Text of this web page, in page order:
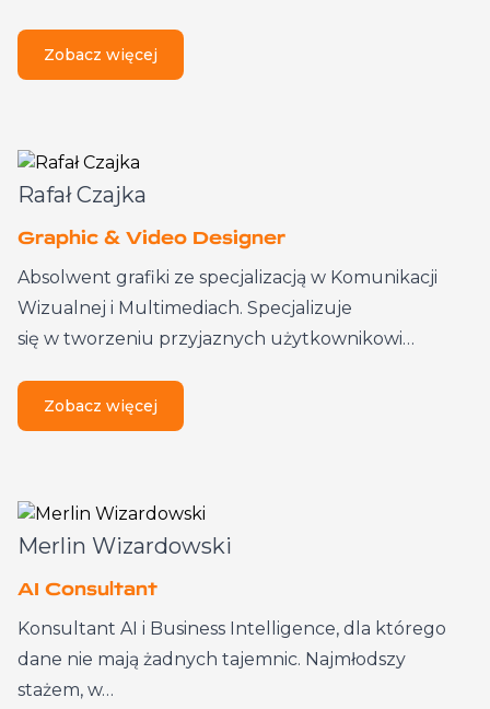
Zobacz więcej
Rafał Czajka
Graphic & Video Designer
Absolwent grafiki ze specjalizacją w Komunikacji
Wizualnej i Multimediach. Specjalizuje
się w tworzeniu przyjaznych użytkownikowi…
Zobacz więcej
Merlin Wizardowski
AI Consultant
Konsultant AI i Business Intelligence, dla którego
dane nie mają żadnych tajemnic. Najmłodszy
stażem, w…